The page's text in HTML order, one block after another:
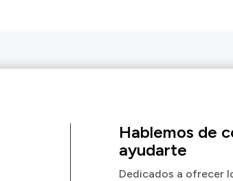
Hablemos de
ayudarte
Dedicados a ofrecer